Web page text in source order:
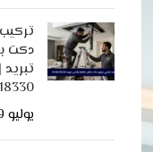
دكت
يوليو 9, 2026